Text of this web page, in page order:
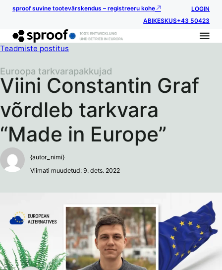
sproof suvine tootevärskendus – registreeru kohe
LOGIN
ABIKESKUS+43 50423
Teadmiste postitus
Viini Constantin Graf
võrdleb tarkvara
“Made in Europe”
Euroopa tarkvarapakkujad
{autor_nimi}
Viimati muudetud: 9. dets. 2022